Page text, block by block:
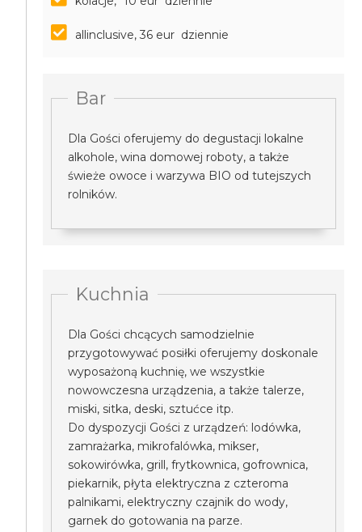
allinclusive, 36 eur dziennie
Bar
Dla Gości oferujemy do degustacji lokalne
alkohole, wina domowej roboty, a także
świeże owoce i warzywa BIO od tutejszych
rolników.
Kuchnia
Dla Gości chcących samodzielnie
przygotowywać posiłki oferujemy doskonale
wyposażoną kuchnię, we wszystkie
nowowczesna urządzenia, a także talerze,
miski, sitka, deski, sztućce itp.
Do dyspozycji Gości z urządzeń: lodówka,
zamrażarka, mikrofalówka, mikser,
sokowirówka, grill, frytkownica, gofrownica,
piekarnik, płyta elektryczna z czteroma
palnikami, elektryczny czajnik do wody,
garnek do gotowania na parze.